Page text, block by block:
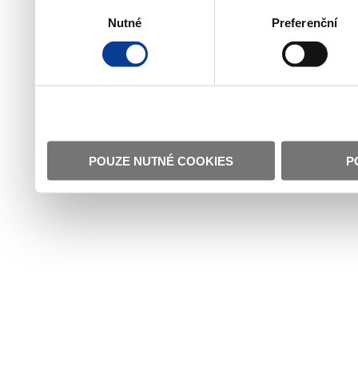
Nutné Preferenční
POUZE NUTNÉ COOKIES